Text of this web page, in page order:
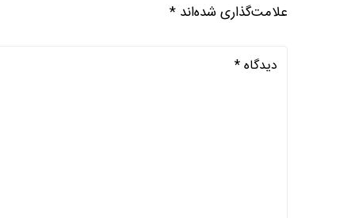
علامت‌گذاری شده‌اند *